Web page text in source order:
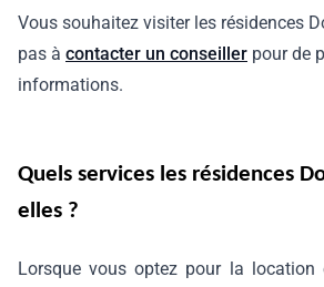
Vous souhaitez visiter les résidences
pas à contacter un conseiller pour de
informations.
Quels services les résidences
elles ?
Lorsque vous optez pour la location